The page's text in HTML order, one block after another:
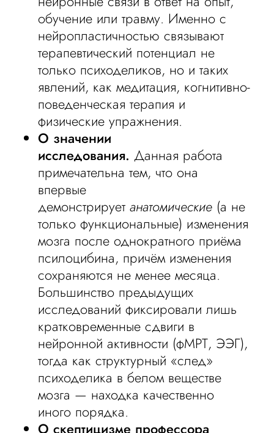
обучение или травму. Именно с
нейропластичностью связывают
терапевтический потенциал не
только психоделиков, но и таких
явлений, как медитация, когнитивно-
поведенческая терапия и
физические упражнения.
О значении
исследования. Данная работа
примечательна тем, что она
впервые
демонстрируетанатомические (а не
только функциональные) изменения
мозга после однократного приёма
псилоцибина, причём изменения
сохраняются не менее месяца.
Большинство предыдущих
исследований фиксировали лишь
кратковременные сдвиги в
нейронной активности (фМРТ, ЭЭГ),
тогда как структурный «след»
психоделика в белом веществе
мозга — находка качественно
иного порядка.
О скептицизме профессора